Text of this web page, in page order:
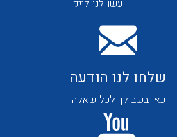
עשו לנו לייק
שלחו לנו הודעה
כאן בשבילך לכל שאלה